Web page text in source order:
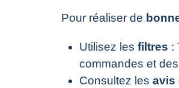
Pour réaliser de
Utilisez les filtres :
commandes et
Consultez les avis